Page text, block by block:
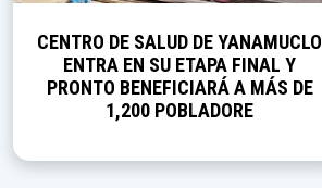
CENTRO DE SALUD DE YANAMUCLO
ENTRA EN SU ETAPA FINAL Y
PRONTO BENEFICIARÁ A MÁS DE
1,200 POBLADORE